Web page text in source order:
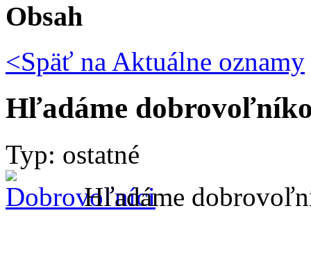
Obsah
<Späť na Aktuálne oznamy
Hľadáme
Typ: ostatné
Hľadáme